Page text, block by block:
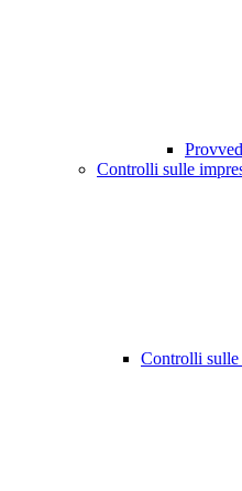
Controlli sulle
Controlli sulle